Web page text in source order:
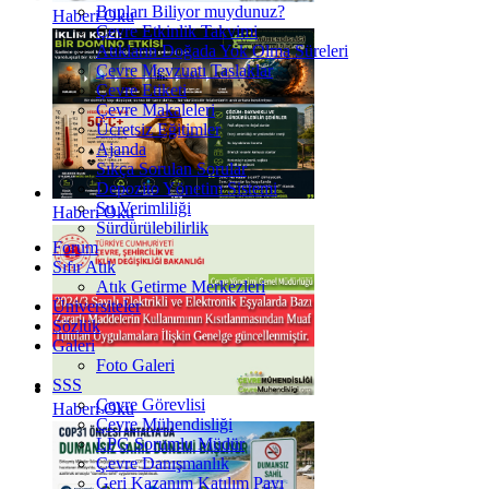
Haberi Oku
Haberi Oku
Haberi Oku
Bunları Biliyor muydunuz?
Çevre Etkinlik Takvimi
Atıkların Doğada Yok Olma Süreleri
Çevre Mevzuatı Taslaklar
Çevre Etiketi
Çevre Makaleleri
Ücretsiz Eğitimler
Ajanda
Sıkça Sorulan Sorular
Depozito Yönetim Sistemi
Su Verimliliği
Sürdürülebilirlik
Forum
Sıfır Atık
Atık Getirme Merkezleri
Üniversiteler
Sözlük
Galeri
Foto Galeri
SSS
Çevre Görevlisi
Çevre Mühendisliği
LPG Sorumlu Müdür
Çevre Danışmanlık
Geri Kazanım Katılım Payı